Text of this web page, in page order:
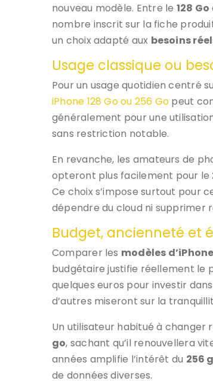
nouveau modèle. Entre le 128 Go
nombre inscrit sur la fiche
un choix adapté aux besoins
Usage classique ou
Pour un usage quotidien centré
iPhone 128 Go ou 256 Go peut
généralement pour une
sans restriction notable.
En revanche, les amateurs de
opteront plus facilement pour le
Ce choix s’impose surtout pour
dépendre du cloud ni supprimer
Budget, ancienneté et
Comparer les modèles d’iPhone
budgétaire justifie réellement le
quelques euros pour investir
d’autres miseront sur la
Un utilisateur habitué à changer
go, sachant qu’il renouvellera
années amplifie l’intérêt du 256
de données diverses.